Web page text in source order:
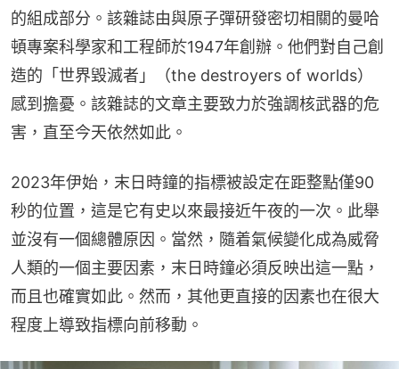
的組成部分。該雜誌由與原子彈研發密切相關的曼哈
頓專案科學家和工程師於1947年創辦。他們對自己創
造的「世界毀滅者」（the destroyers of worlds）
感到擔憂。該雜誌的文章主要致力於強調核武器的危
害，直至今天依然如此。
2023年伊始，末日時鐘的指標被設定在距整點僅90
秒的位置，這是它有史以來最接近午夜的一次。此舉
並沒有一個總體原因。當然，隨着氣候變化成為威脅
人類的一個主要因素，末日時鐘必須反映出這一點，
而且也確實如此。然而，其他更直接的因素也在很大
程度上導致指標向前移動。